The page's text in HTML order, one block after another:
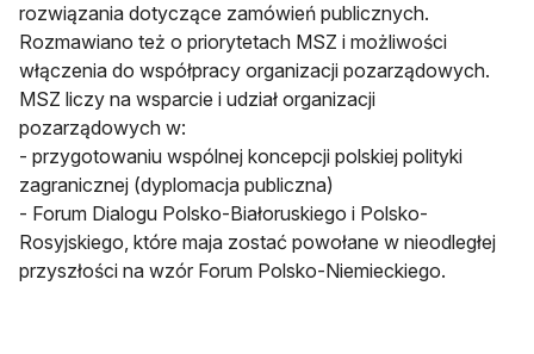
rozwiązania dotyczące zamówień publicznych.
Rozmawiano też o priorytetach MSZ i możliwości
włączenia do współpracy organizacji pozarządowych.
MSZ liczy na wsparcie i udział organizacji
pozarządowych w:
- przygotowaniu wspólnej koncepcji polskiej polityki
zagranicznej (dyplomacja publiczna)
- Forum Dialogu Polsko-Białoruskiego i Polsko-
Rosyjskiego, które maja zostać powołane w nieodległej
przyszłości na wzór Forum Polsko-Niemieckiego.